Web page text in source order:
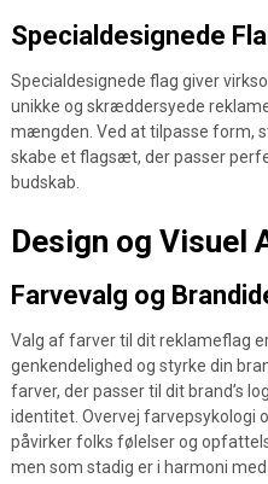
Specialdesignede
Specialdesignede flag giver
unikke og skræddersyede
mængden. Ved at tilpasse form,
skabe et flagsæt, der passer
budskab.
Design og Visuel
Farvevalg og
Valg af farver til dit reklameflag
genkendelighed og styrke din
farver, der passer til dit brand’s
identitet. Overvej farvepsykologi
påvirker folks følelser og
men som stadig er i harmoni med